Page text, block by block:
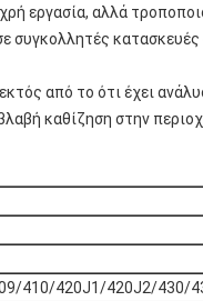
εργασία, αλλά
συγκολλητές
από το ότι έχει
καθίζηση στην
410/420J1/420J2/430/